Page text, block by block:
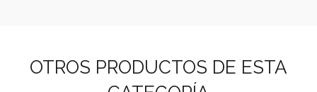
OTROS PRODUCTOS DE ESTA